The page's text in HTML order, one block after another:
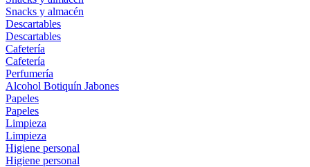
Snacks y almacén
Descartables
Descartables
Cafetería
Cafetería
Perfumería
Alcohol Botiquín Jabones
Papeles
Papeles
Limpieza
Limpieza
Higiene personal
Higiene personal